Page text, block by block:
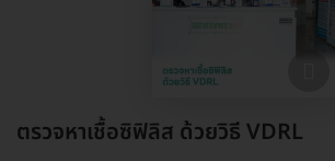
ตรวจหาเชื้อซิฟิลิส ด้วยวิธี VDRL